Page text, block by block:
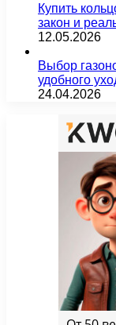
Купить
закон и
12.05.2026
Выбор
удобного
24.04.2026